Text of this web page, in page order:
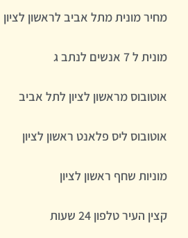
מחיר מונית מתל אביב לראשון לציון
מונית ל 7 אנשים לנתב ג
אוטובוס מראשון לציון לתל אביב
אוטובוס ליס פלאנט ראשון לציון
מוניות שחף ראשון לציון
קצין העיר טלפון 24 שעות